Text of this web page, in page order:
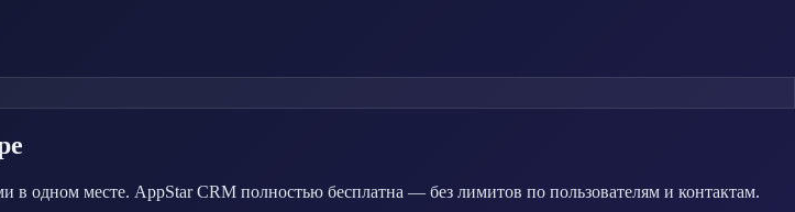
в одном месте. AppStar CRM полностью бесплатна — без лимитов по пользователям и контактам.